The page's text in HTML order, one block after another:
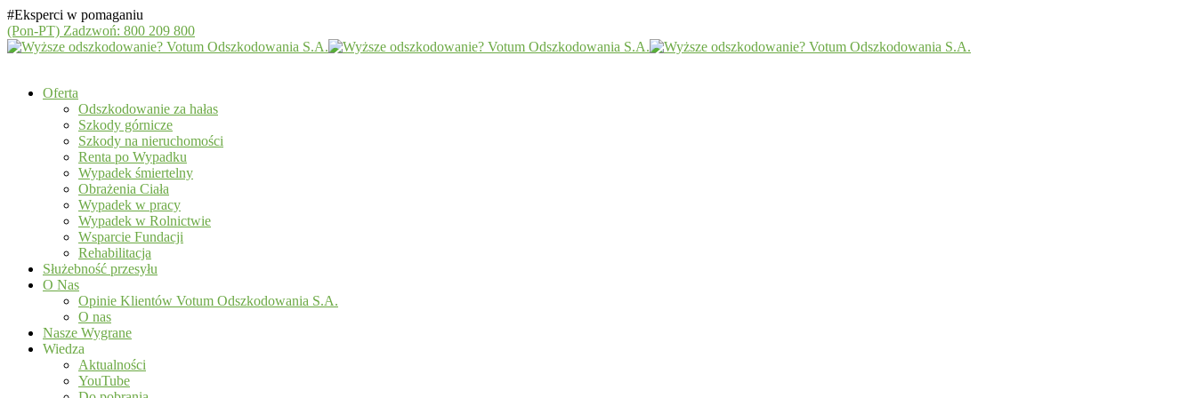
#Eksperci w pomaganiu
(Pon-PT) Zadzwoń: 800 209 800
Oferta
Odszkodowanie za hałas
Szkody górnicze
Szkody na nieruchomości
Renta po Wypadku
Wypadek śmiertelny
Obrażenia Ciała
Wypadek w pracy
Wypadek w Rolnictwie
Wsparcie Fundacji
Rehabilitacja
Służebność przesyłu
O Nas
Opinie Klientów Votum Odszkodowania S.A.
O nas
Nasze Wygrane
Wiedza
Aktualności
YouTube